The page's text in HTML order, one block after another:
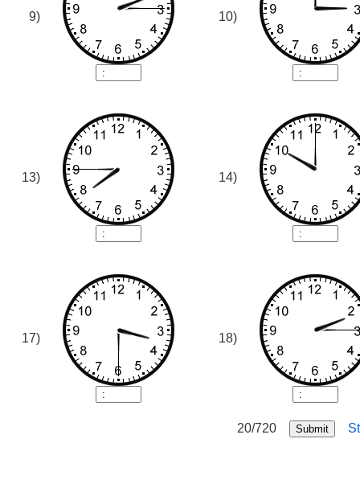
9) 10)
13) 14)
17) 18)
20/720